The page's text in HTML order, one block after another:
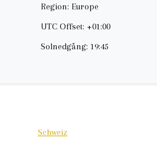
Region: Europe
UTC Offset: +01:00
Solnedgång: 19:45
Schweiz